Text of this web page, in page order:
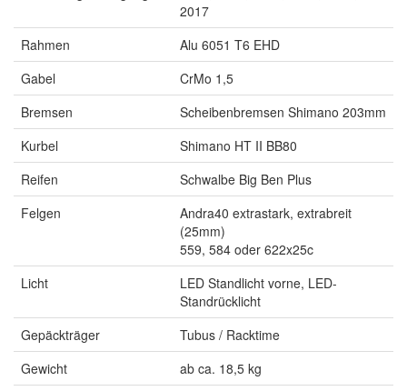
2017
Rahmen
Alu 6051 T6 EHD
Gabel
CrMo 1,5
Bremsen
Scheibenbremsen Shimano 203mm
Kurbel
Shimano HT II BB80
Reifen
Schwalbe Big Ben Plus
Felgen
Andra40 extrastark, extrabreit
(25mm)
559, 584 oder 622x25c
Licht
LED Standlicht vorne, LED-
Standrücklicht
Gepäckträger
Tubus / Racktime
Gewicht
ab ca. 18,5 kg